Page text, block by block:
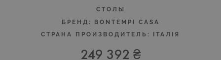
СТОЛЫ
БРЕНД:
BONTEMPI CASA
СТРАНА ПРОИЗВОДИТЕЛЬ:
ІТАЛІЯ
249 392 ₴